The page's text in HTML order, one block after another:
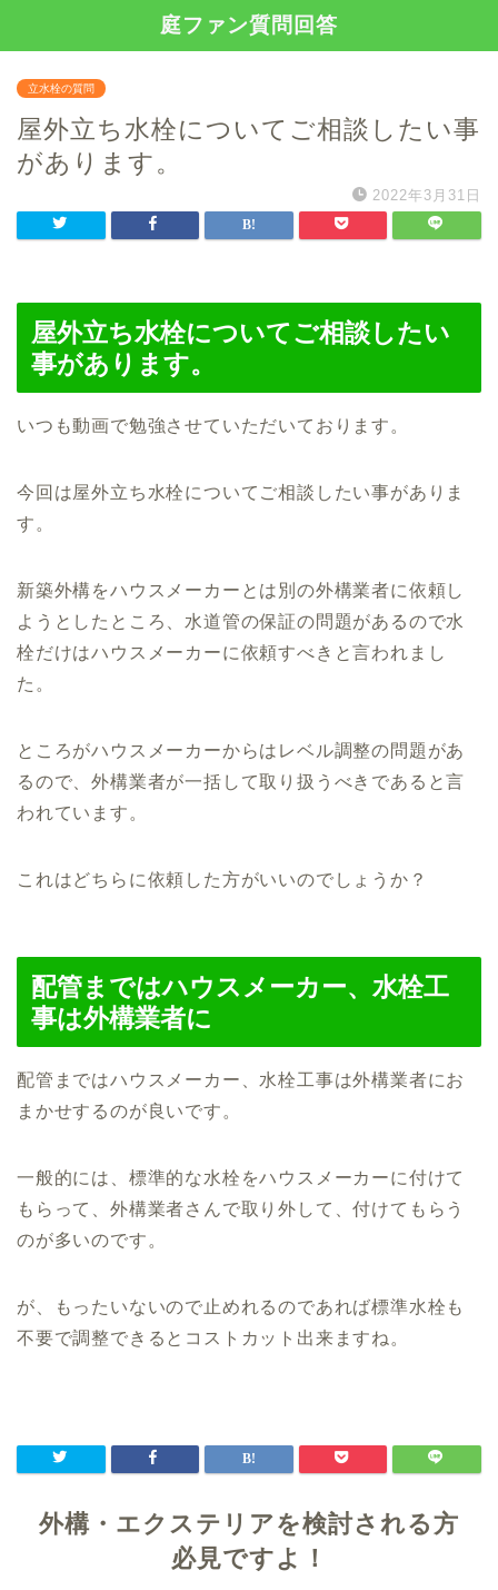
庭ファン質問回答
立水栓の質問
屋外立ち水栓についてご相談したい事
があります。
2022年3月31日
屋外立ち水栓についてご相談したい
事があります。
いつも動画で勉強させていただいております。
今回は屋外立ち水栓についてご相談したい事がありま
す。
新築外構をハウスメーカーとは別の外構業者に依頼し
ようとしたところ、水道管の保証の問題があるので水
栓だけはハウスメーカーに依頼すべきと言われまし
た。
ところがハウスメーカーからはレベル調整の問題があ
るので、外構業者が一括して取り扱うべきであると言
われています。
これはどちらに依頼した方がいいのでしょうか？
配管まではハウスメーカー、水栓工
事は外構業者に
配管まではハウスメーカー、水栓工事は外構業者にお
まかせするのが良いです。
一般的には、標準的な水栓をハウスメーカーに付けて
もらって、外構業者さんで取り外して、付けてもらう
のが多いのです。
が、もったいないので止めれるのであれば標準水栓も
不要で調整できるとコストカット出来ますね。
外構・エクステリアを検討される方
必見ですよ！